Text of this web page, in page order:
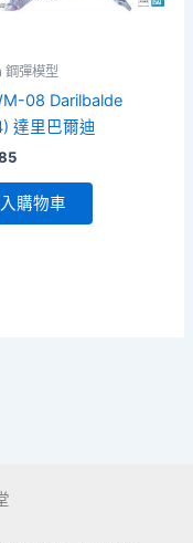
鋼彈模型
08 Darilbalde
達里巴爾迪
購物車